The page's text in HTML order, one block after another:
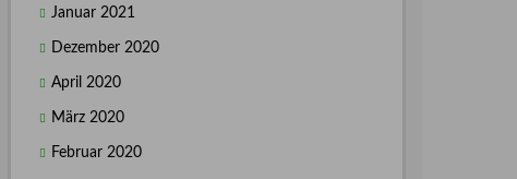
Januar 2021
Dezember 2020
April 2020
März 2020
Februar 2020